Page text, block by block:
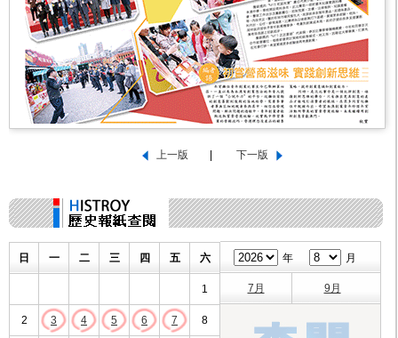
日 一 二 三 四 五 六
1
2 3 4 5 6 7 8
年 月
7月 9月